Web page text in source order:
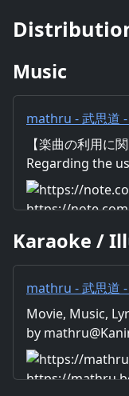
Music
mathru - 武思道
way of the
威がくぽ -
Gackpo Camui｜
【楽曲の利用に
Regarding the
https://
c 【歌詞 / Lyrics
Arrange：
命の焔さえ 露に
う 畦の傍咲いた
死地に誘う いつ
た 冷えた風が火
う 血で手を染め
二人 狂い舞踊る
https://note.com
Karaoke /
mathru - 武思道
way of the
威がくぽ -
Gackpo Camui -
- BOOTH
Movie, Music,
by
https://